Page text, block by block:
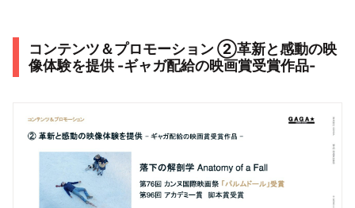
コンテンツ＆プロモーション ②革新と感動の映
像体験を提供 -ギャガ配給の映画賞受賞作品-